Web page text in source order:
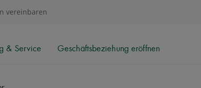
& Service Geschäftsbeziehung eröffnen
vereinbaren